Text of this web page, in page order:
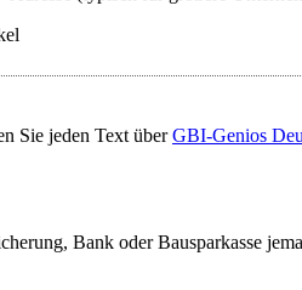
Sie jeden Text überGBI-Genios
Bank oder Bausparkasse